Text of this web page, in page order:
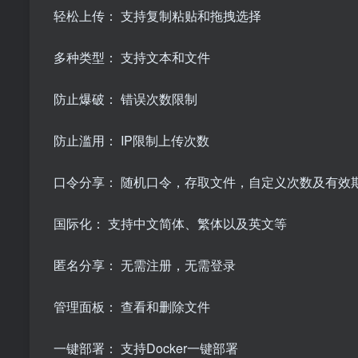
轻松上传： 支持复制粘贴和拖拽选择
多种类型： 支持文本和文件
防止爆破： 错误次数限制
防止滥用： IP限制上传次数
口令分享： 随机口令，存取文件，自定义次数及有效
国际化： 支持中文简体、繁体以及英文等
匿名分享： 无需注册，无需登录
管理面板： 查看和删除文件
一键部署： 支持Docker一键部署